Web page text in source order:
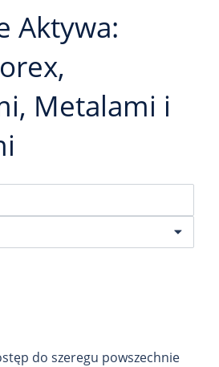
Aktywa:
Metalami i
do szeregu powszechnie